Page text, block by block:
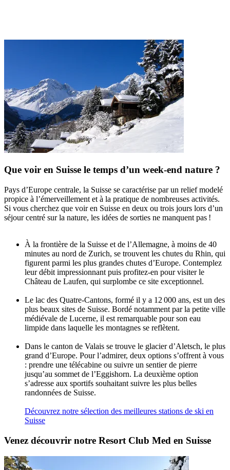
Que voir en Suisse le temps d’un week-end nature ?
Pays d’Europe centrale, la Suisse se caractérise par un relief modelé
propice à l’émerveillement et à la pratique de nombreuses activités.
Si vous cherchez que voir en Suisse en deux ou trois jours lors d’un
séjour centré sur la nature, les idées de sorties ne manquent pas !
À la frontière de la Suisse et de l’Allemagne, à moins de 40
minutes au nord de Zurich, se trouvent les chutes du Rhin, qui
figurent parmi les plus grandes chutes d’Europe. Contemplez
leur débit impressionnant puis profitez-en pour visiter le
Château de Laufen, qui surplombe ce site exceptionnel.
Le lac des Quatre-Cantons, formé il y a 12 000 ans, est un des
plus beaux sites de Suisse. Bordé notamment par la petite ville
médiévale de Lucerne, il est remarquable pour son eau
limpide dans laquelle les montagnes se reflètent.
Dans le canton de Valais se trouve le glacier d’Aletsch, le plus
grand d’Europe. Pour l’admirer, deux options s’offrent à vous
: prendre une télécabine ou suivre un sentier de pierre
jusqu’au sommet de l’Eggishorn. La deuxième option
s’adresse aux sportifs souhaitant suivre les plus belles
randonnées de Suisse.
Découvrez notre sélection des meilleures stations de ski en
Suisse
Venez découvrir notre Resort Club Med en Suisse